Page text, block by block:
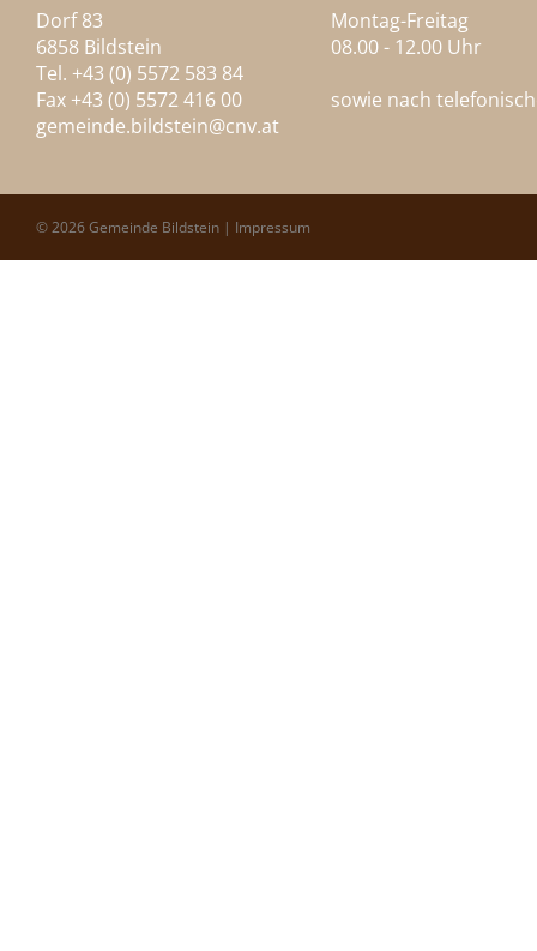
Dorf 83
6858 Bildstein
Tel. +43 (0) 5572 583 84
Fax +43 (0) 5572 416 00
gemeinde.bildstein@cnv.at
Montag-Freitag
08.00 - 12.00 Uhr
sowie nach
© 2026 Gemeinde Bildstein | Impressum